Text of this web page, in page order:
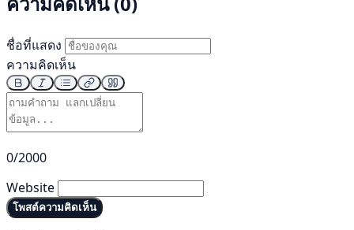
ชื่อที่แสดง
ความคิดเห็น
0/2000
Website
โพสต์ความคิดเห็น